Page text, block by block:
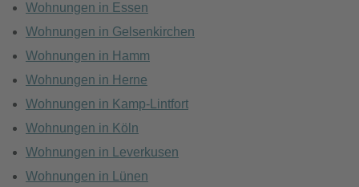
Wohnungen in Essen
Wohnungen in Gelsenkirchen
Wohnungen in Hamm
Wohnungen in Herne
Wohnungen in Kamp-Lintfort
Wohnungen in Köln
Wohnungen in Leverkusen
Wohnungen in Lünen